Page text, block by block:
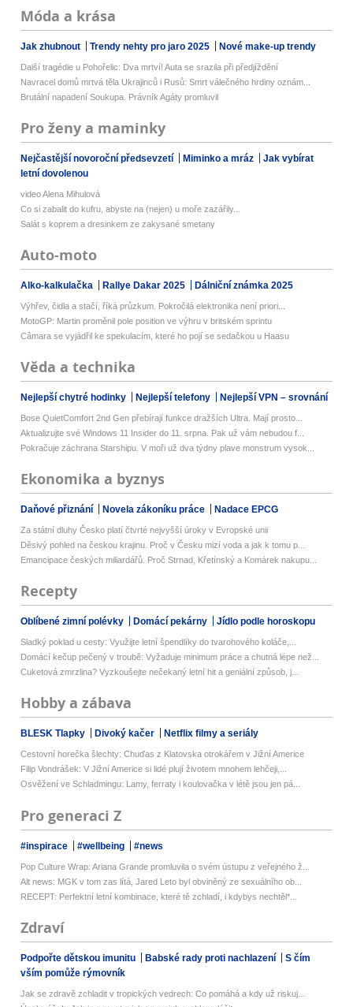
Móda a krása
Jak zhubnout Trendy nehty pro jaro 2025 Nové make-up trendy
Další tragédie u Pohořelic: Dva mrtví! Auta se srazila při předjíždění
Navracel domů mrtvá těla Ukrajinců i Rusů: Smrt válečného hrdiny oznám...
Brutální napadení Soukupa. Právník Agáty promluvil
Pro ženy a maminky
Nejčastější novoroční předsevzetí Miminko a mráz
Jak vybírat
letní dovolenou
video Alena Mihulová
Co si zabalit do kufru, abyste na (nejen) u moře zazářily...
Salát s koprem a dresinkem ze zakysané smetany
Auto-moto
Alko-kalkulačka Rallye Dakar 2025 Dálniční známka 2025
Výhřev, čidla a stačí, říká průzkum. Pokročilá elektronika není priori...
MotoGP: Martin proměnil pole position ve výhru v britském sprintu
Câmara se vyjádřil ke spekulacím, které ho pojí se sedačkou u Haasu
Věda a technika
Nejlepší chytré hodinky Nejlepší telefony Nejlepší VPN – srovnání
Bose QuietComfort 2nd Gen přebírají funkce dražších Ultra. Mají prosto...
Aktualizujte své Windows 11 Insider do 11. srpna. Pak už vám nebudou f...
Pokračuje záchrana Starshipu. V moři už dva týdny plave monstrum vysok...
Ekonomika a byznys
Daňové přiznání Novela zákoníku práce Nadace EPCG
Za státní dluhy Česko platí čtvrté nejvyšší úroky v Evropské unii
Děsivý pohled na českou krajinu. Proč v Česku mizí voda a jak k tomu p...
Emancipace českých miliardářů. Proč Strnad, Křetínský a Komárek nakupu...
Recepty
Oblíbené zimní polévky Domácí pekárny Jídlo podle horoskopu
Sladký poklad u cesty: Využijte letní špendlíky do tvarohového koláče,...
Domácí kečup pečený v troubě: Vyžaduje minimum práce a chutná lépe než...
Cuketová zmrzlina? Vyzkoušejte nečekaný letní hit a geniální způsob, j...
Hobby a zábava
BLESK Tlapky Divoký kačer Netflix filmy a seriály
Cestovní horečka šlechty: Chuďas z Klatovska otrokářem v Jižní Americe
Filip Vondrášek: V Jižní Americe si lidé plují životem mnohem lehčeji,...
Osvěžení ve Schladmingu: Lamy, ferraty i koulovačka v létě jsou jen pá...
Pro generaci Z
#inspirace #wellbeing #news
Pop Culture Wrap: Ariana Grande promluvila o svém ústupu z veřejného ž...
Alt news: MGK v tom zas lítá, Jared Leto byl obviněný ze sexuálního ob...
RECEPT: Perfektní letní kombinace, které tě zchladí, i kdybys nechtěl*...
Zdraví
Podpořte dětskou imunitu Babské rady proti nachlazení
S čím
vším pomůže rýmovník
Jak se zdravě zchladit v tropických vedrech: Co pomáhá a kdy už riskuj...